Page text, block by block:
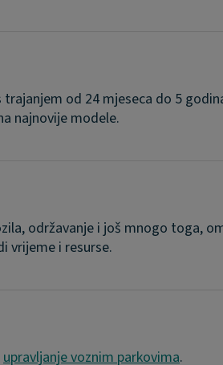
od 24 mjeseca do 5
najnovije modele.
održavanje i još mnogo toga,
vrijeme i resurse.
upravljanje voznim parkovima.